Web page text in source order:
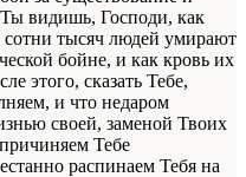
видишь, Господи, как
тысяч людей умирают
бойне, и как кровь их
этого, сказать Тебе,
и что недаром
своей, заменой Твоих
Тебе
распинаем Тебя на